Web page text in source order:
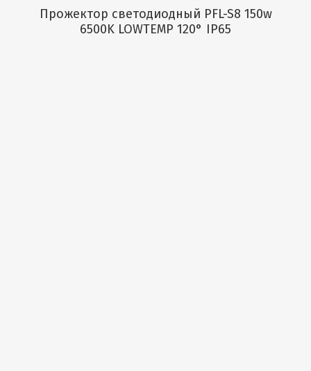
Прожектор светодиодный PFL-S8 150w
6500K LOWTEMP 120° IP65